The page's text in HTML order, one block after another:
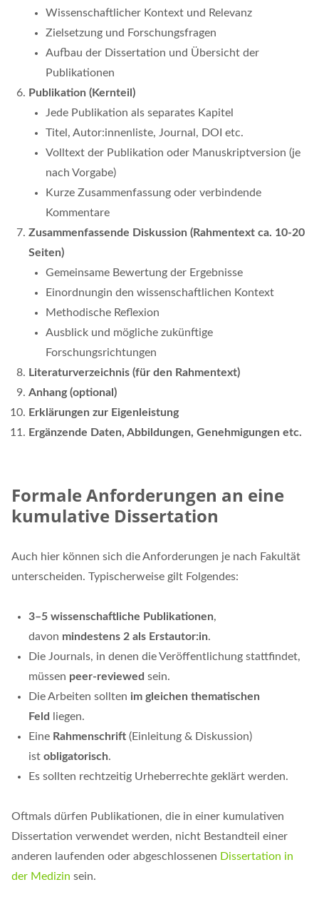
Wissenschaftlicher Kontext und Relevanz
Zielsetzung und Forschungsfragen
Aufbau der Dissertation und Übersicht der
Publikationen
Publikation (Kernteil)
Jede Publikation als separates Kapitel
Titel, Autor:innenliste, Journal, DOI etc.
Volltext der Publikation oder Manuskriptversion (je
nach Vorgabe)
Kurze Zusammenfassung oder verbindende
Kommentare
Zusammenfassende Diskussion (Rahmentext ca. 10-20
Seiten)
Gemeinsame Bewertung der Ergebnisse
Einordnungin den wissenschaftlichen Kontext
Methodische Reflexion
Ausblick und mögliche zukünftige
Forschungsrichtungen
Literaturverzeichnis (für den Rahmentext)
Anhang (optional)
Erklärungen zur Eigenleistung
Ergänzende Daten, Abbildungen, Genehmigungen etc.
Formale Anforderungen an eine
kumulative Dissertation
Auch hier können sich die Anforderungen je nach Fakultät
unterscheiden. Typischerweise gilt Folgendes:
3–5 wissenschaftliche Publikationen,
davon mindestens 2 als Erstautor:in.
Die Journals, in denen die Veröffentlichung stattfindet,
müssen peer-reviewed sein.
Die Arbeiten sollten im gleichen thematischen
Feld
liegen.
Eine Rahmenschrift (Einleitung & Diskussion)
ist obligatorisch.
Es sollten rechtzeitig Urheberrechte geklärt werden.
Oftmals dürfen Publikationen, die in einer kumulativen
Dissertation verwendet werden, nicht Bestandteil einer
anderen laufenden oder abgeschlossenen Dissertation in
der Medizin sein.